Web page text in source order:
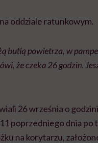
oddziale ratunkowym.
butlą powietrza, w
że czeka 26 godzin.
26 września o
poprzedniego dnia po
na korytarzu,